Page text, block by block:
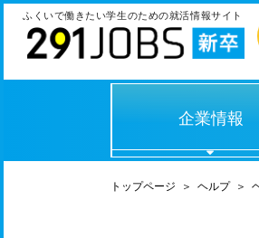
ふくいで働きたい学生のための就活情報サイト
企業情報
トップページ ＞ ヘルプ ＞